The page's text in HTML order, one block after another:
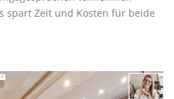
spart Zeit und Kosten für beide